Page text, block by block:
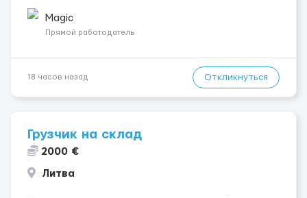
💎 Высокий доход — от 2000 € в неделю и выше 💎 Честная
сис...
Magic
Прямой работодатель
18 часов назад Откликнуться
Грузчик на склад
2000 €
Литва